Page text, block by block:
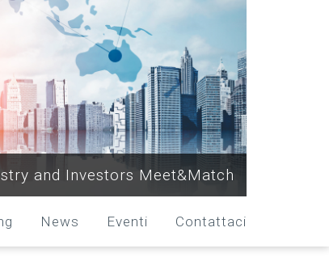
and Investors Meet&Match
News Eventi Contattaci